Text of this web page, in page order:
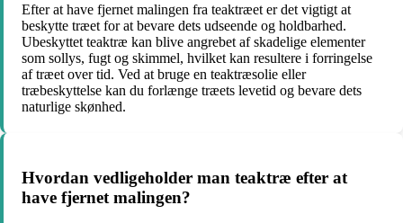
Efter at have fjernet malingen fra teaktræet er det vigtigt at
beskytte træet for at bevare dets udseende og holdbarhed.
Ubeskyttet teaktræ kan blive angrebet af skadelige elementer
som sollys, fugt og skimmel, hvilket kan resultere i forringelse
af træet over tid. Ved at bruge en teaktræsolie eller
træbeskyttelse kan du forlænge træets levetid og bevare dets
naturlige skønhed.
Hvordan vedligeholder man teaktræ efter at
have fjernet malingen?